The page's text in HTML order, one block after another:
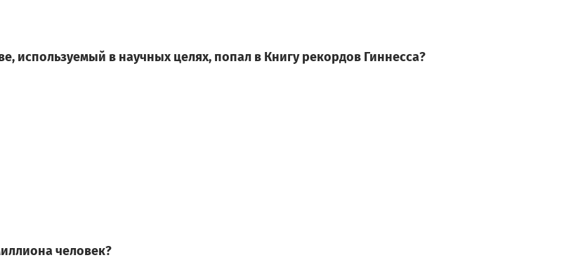
используемый в научных целях, попал в Книгу рекордов Гиннесса?
человек?